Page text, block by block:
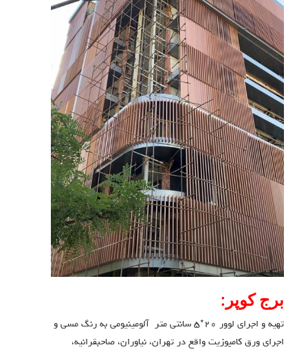
برج کوپر:
تهیه و اجرای لوور ٢٠*٥ سانتي متر آلومینیومی به رنگ مسی و
اجرای ورق کامپوزیت واقع در تهران، نیاوران، صاحبقرانیه،